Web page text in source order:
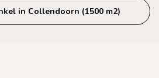
in Collendoorn (1500 m2)